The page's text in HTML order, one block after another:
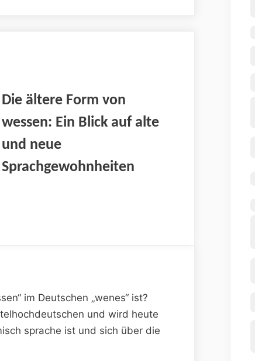
Die ältere Form von
wessen: Ein Blick auf alte
und neue
Sprachgewohnheiten
im Deutschen „wenes“ ist?
und wird heute
sprache ist und sich über die